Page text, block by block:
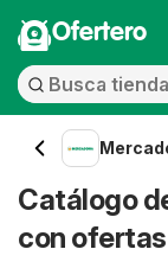
Ofertero
Catálogo
con